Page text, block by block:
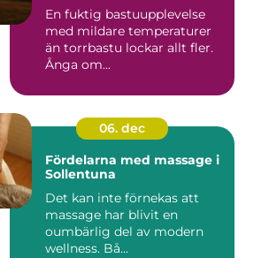
En fuktig bastuupplevelse
med mildare temperaturer
än torrbastu lockar allt fler.
Ånga om...
06. dec
Fördelarna med massage i
Sollentuna
Det kan inte förnekas att
massage har blivit en
oumbärlig del av modern
wellness. Bå...